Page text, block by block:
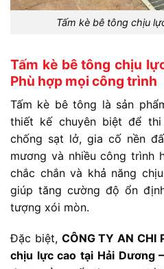
Tấm kè bê tông chịu
Tấm kè bê tông chịu
Phù hợp mọi công trình
Tấm kè bê tông là sản
thiết kế chuyên biệt để
chống sạt lở, gia cố nền
mương và nhiều công trình
chắc chắn và khả năng
giúp tăng cường độ ổn
tượng xói mòn.
Đặc biệt, CÔNG TY AN CHI
chịu lực cao tại Hải Dương